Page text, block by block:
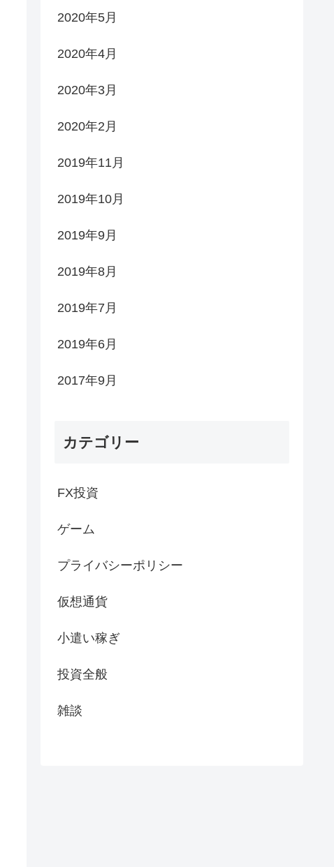
2020年5月
2020年4月
2020年3月
2020年2月
2019年11月
2019年10月
2019年9月
2019年8月
2019年7月
2019年6月
2017年9月
カテゴリー
FX投資
ゲーム
プライバシーポリシー
仮想通貨
小遣い稼ぎ
投資全般
雑談